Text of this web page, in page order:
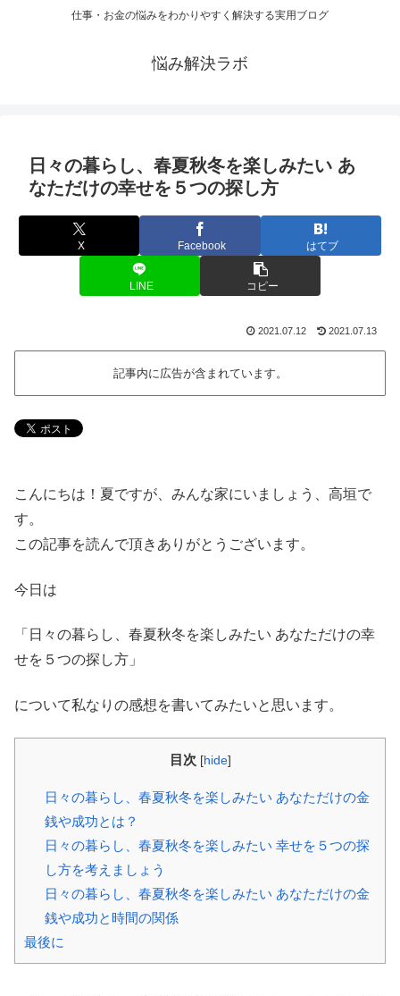
仕事・お金の悩みをわかりやすく解決する実用ブログ
悩み解決ラボ
日々の暮らし、春夏秋冬を楽しみたい あ
なただけの幸せを５つの探し方
X Facebook はてブ
LINE コピー
2021.07.12 2021.07.13
記事内に広告が含まれています。
こんにちは！夏ですが、みんな家にいましょう、高垣で
す。
この記事を読んで頂きありがとうございます。
今日は
「日々の暮らし、春夏秋冬を楽しみたい あなただけの幸
せを５つの探し方」
について私なりの感想を書いてみたいと思います。
目次 [hide]
日々の暮らし、春夏秋冬を楽しみたい あなただけの金
銭や成功とは？
日々の暮らし、春夏秋冬を楽しみたい 幸せを５つの探
し方を考えましょう
日々の暮らし、春夏秋冬を楽しみたい あなただけの金
銭や成功と時間の関係
最後に